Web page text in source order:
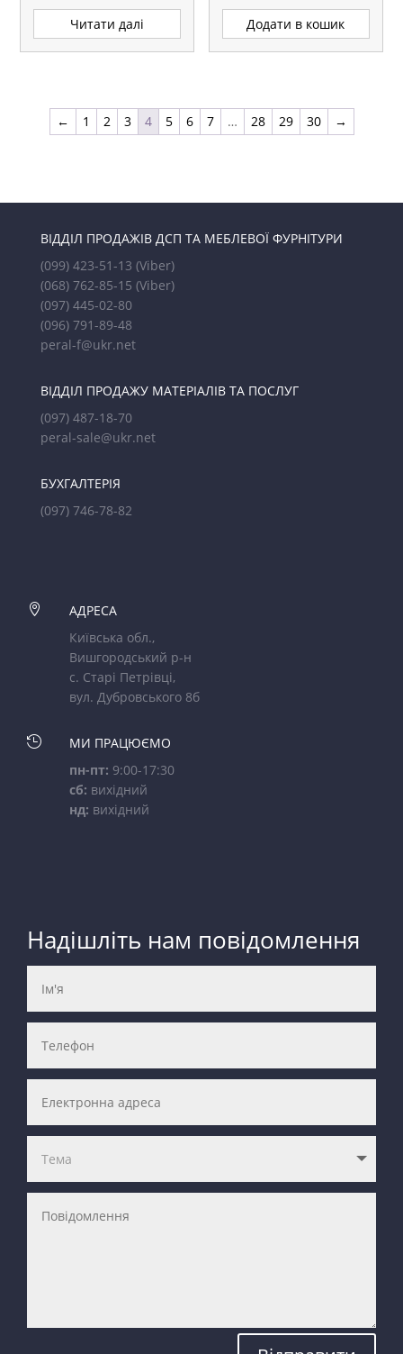
Читати далі Додати в кошик
← 1 2 3 4 5 6 7 … 28 29 30 →
ВІДДІЛ ПРОДАЖІВ ДСП ТА МЕБЛЕВОЇ ФУРНІТУРИ
(099) 423-51-13 (Viber)
(068) 762-85-15 (Viber)
(097) 445-02-80
(096) 791-89-48
peral-f@ukr.net
ВІДДІЛ ПРОДАЖУ МАТЕРІАЛІВ ТА ПОСЛУГ
(097) 487-18-70
peral-sale@ukr.net
БУХГАЛТЕРІЯ
(097) 746-78-82

АДРЕСА
Київська обл.,
Вишгородський р-н
с. Старі Петрівці,
вул. Дубровського 8б

МИ ПРАЦЮЄМО
пн-пт: 9:00-17:30
сб: вихідний
нд: вихідний
Надішліть нам повідомлення